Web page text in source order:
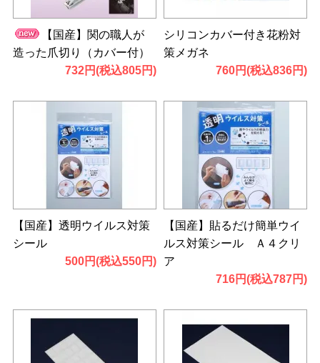
【国産】関の職人が
造った爪切り（カバー付）
732円(税込805円)
シリコンカバー付き花粉対
策メガネ
760円(税込836円)
【国産】透明ウイルス対策
シール
500円(税込550円)
【国産】貼るだけ簡単ウイ
ルス対策シール Ａ４クリ
ア
716円(税込787円)